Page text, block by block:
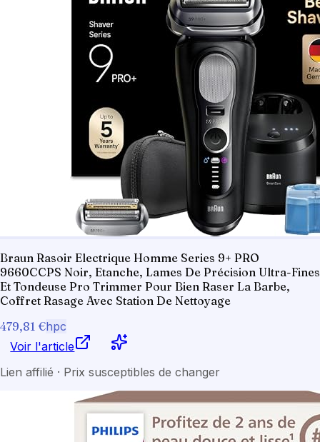
Braun Rasoir Electrique Homme Series 9+ PRO
9660CCPS Noir, Etanche, Lames De Précision Ultra-Fines
Et Tondeuse Pro Trimmer Pour Bien Raser La Barbe,
Coffret Rasage Avec Station De Nettoyage
479,81 €hpc
Voir l'article
Lien affilié · Prix susceptibles de changer